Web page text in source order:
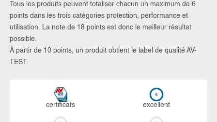
Tous les produits peuvent totaliser chacun un maximum de 6
points dans les trois catégories protection, performance et
utilisation. La note de 18 points est donc le meilleur résultat
possible.
À partir de 10 points, un produit obtient le label de qualité AV-
TEST.
certi­ficats ex­cellent